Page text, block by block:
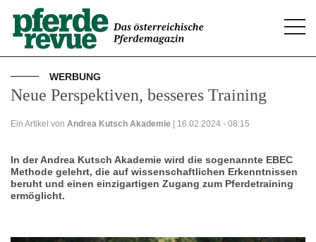
WERBUNG
Neue Perspektiven, besseres Training
Ein Artikel von Andrea Kutsch Akademie | 16.02.2024 - 08:15
In der Andrea Kutsch Akademie wird die sogenannte EBEC
Methode gelehrt, die auf wissenschaftlichen Erkenntnissen
beruht und einen einzigartigen Zugang zum Pferdetraining
ermöglicht.